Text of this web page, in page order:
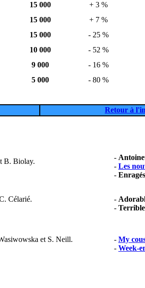
15 000 + 3 %
15 000 + 7 %
15 000 - 25 %
10 000 - 52 %
9 000 - 16 %
5 000 - 80 %
Retour à
B. Biolay.
-
- Les
- Enragés
Célarié.
-
-
et S. Neill.
- My
- Week-